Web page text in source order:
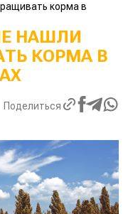
корма в
НАШЛИ
КОРМА В
Поделиться